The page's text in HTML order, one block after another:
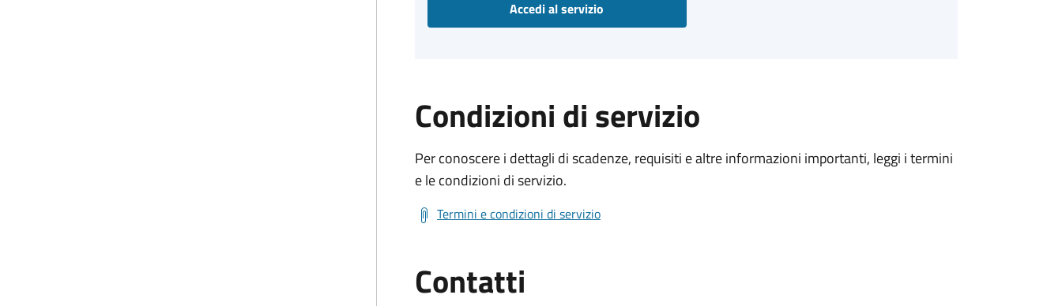
Accedi al servizio
Condizioni di servizio
Per conoscere i dettagli di scadenze, requisiti e altre informazioni importanti, leggi i termini
e le condizioni di servizio.
Termini e condizioni di servizio
Contatti